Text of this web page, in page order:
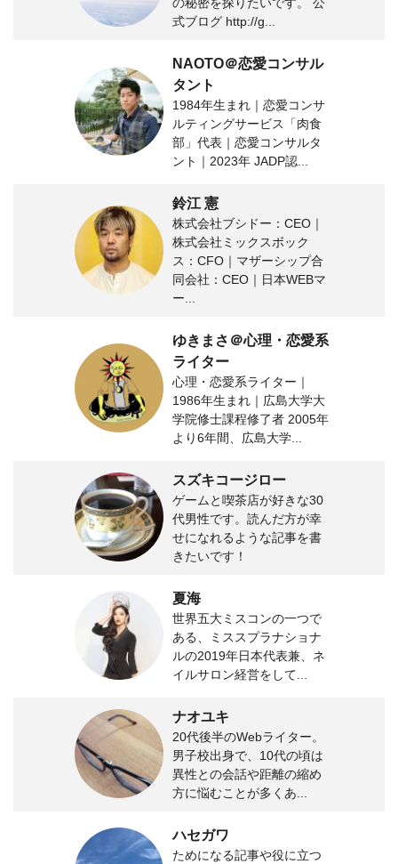
の秘密を探りたいです。 公
式ブログ http://g...
NAOTO＠恋愛コンサル
タント
1984年生まれ｜恋愛コンサ
ルティングサービス「肉食
部」代表｜恋愛コンサルタ
ント｜2023年 JADP認...
鈴江 憲
株式会社ブシドー：CEO｜
株式会社ミックスボック
ス：CFO｜マザーシップ合
同会社：CEO｜日本WEBマ
ー...
ゆきまさ＠心理・恋愛系
ライター
心理・恋愛系ライター｜
1986年生まれ｜広島大学大
学院修士課程修了者 2005年
より6年間、広島大学...
スズキコージロー
ゲームと喫茶店が好きな30
代男性です。読んだ方が幸
せになれるような記事を書
きたいです！
夏海
世界五大ミスコンの一つで
ある、ミススプラナショナ
ルの2019年日本代表兼、ネ
イルサロン経営をして...
ナオユキ
20代後半のWebライター。
男子校出身で、10代の頃は
異性との会話や距離の縮め
方に悩むことが多くあ...
ハセガワ
ためになる記事や役に立つ